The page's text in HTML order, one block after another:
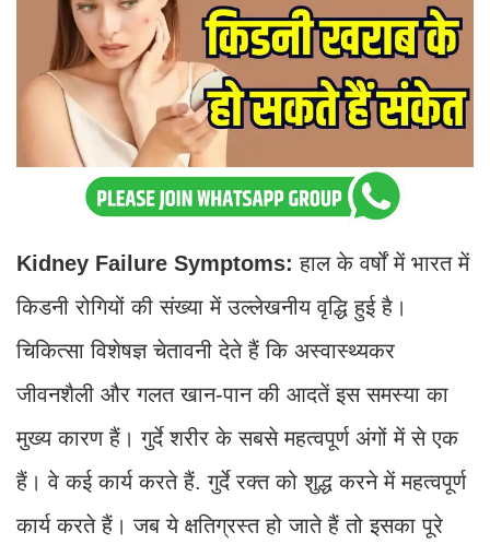
Kidney Failure Symptoms:हाल के वर्षों में भारत में
किडनी रोगियों की संख्या में उल्लेखनीय वृद्धि हुई है।
चिकित्सा विशेषज्ञ चेतावनी देते हैं कि अस्वास्थ्यकर
जीवनशैली और गलत खान-पान की आदतें इस समस्या का
मुख्य कारण हैं। गुर्दे शरीर के सबसे महत्वपूर्ण अंगों में से एक
हैं। वे कई कार्य करते हैं. गुर्दे रक्त को शुद्ध करने में महत्वपूर्ण
कार्य करते हैं। जब ये क्षतिग्रस्त हो जाते हैं तो इसका पूरे